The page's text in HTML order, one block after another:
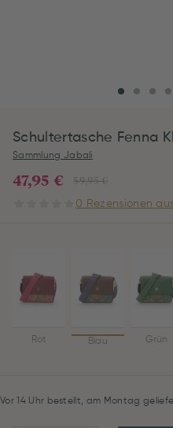
Schultertasche Fenna
Sammlung Jabali
59,95 €
47,95 €
0 Rezensionen
Rot Blau Grün
Vor 14 Uhr bestellt, am Montag